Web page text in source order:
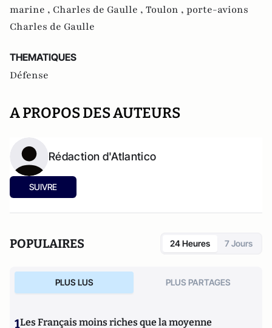
marine , Charles de Gaulle , Toulon , porte-avions
Charles de Gaulle
THEMATIQUES
Défense
A PROPOS DES AUTEURS
Rédaction d'Atlantico
SUIVRE
POPULAIRES 24 Heures 7 Jours
PLUS LUS PLUS PARTAGES
1Les Français moins riches que la moyenne